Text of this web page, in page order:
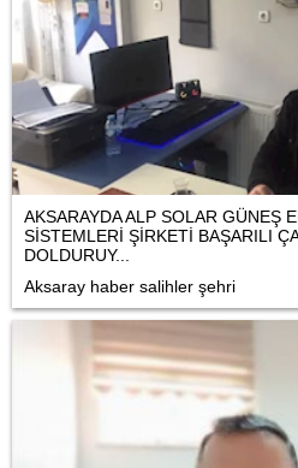
AKSARAYDA ALP SOLAR GÜNEŞ
SİSTEMLERİ ŞİRKETİ BAŞARILI
DOLDURUY...
Aksaray haber salihler şehri